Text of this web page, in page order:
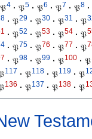
𝔓4 · 𝔓5 · 𝔓6 · 𝔓7 · 𝔓8 ·
· 𝔓29 · 𝔓30 · 𝔓31 · 𝔓
· 𝔓52 · 𝔓53 · 𝔓54 · 𝔓
· 𝔓75 · 𝔓76 · 𝔓77 · 𝔓
· 𝔓98 · 𝔓99 · 𝔓100 · 𝔓
117 · 𝔓118 · 𝔓119 · 𝔓
136 · 𝔓137 · 𝔓138 · 𝔓